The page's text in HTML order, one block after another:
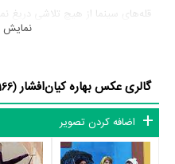
قله‌های سینما از هیچ تلاشی دریغ
علاقه از کودکی
نمایش
گالری عکس بهاره کیان‌افشار(166 تصویر)
اضافه کردن تصویر